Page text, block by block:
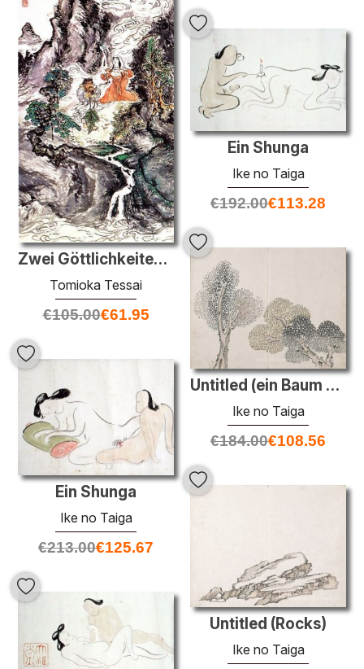
Zwei Göttlichkeiten Tanzen
Tomioka Tessai
€105.00€61.95
Ein Shunga
Ike no Taiga
€192.00€113.28
Untitled (ein Baum mit kleinen Blättern)
Ike no Taiga
€184.00€108.56
Ein Shunga
Ike no Taiga
€213.00€125.67
Untitled (Rocks)
Ike no Taiga